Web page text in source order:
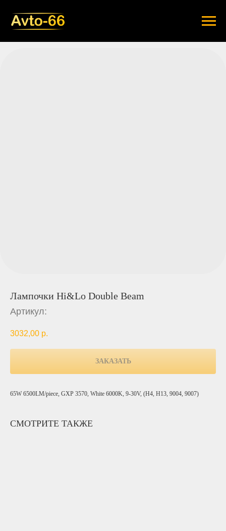
Лампочки Hi&Lo Double Beam
Артикул:
3032,00 р.
ЗАКАЗАТЬ
65W 6500LM/piece, GXP 3570, White 6000K, 9-30V, (H4, H13, 9004, 9007)
СМОТРИТЕ ТАКЖЕ